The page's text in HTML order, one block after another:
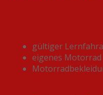
gültiger
eigenes Motorrad